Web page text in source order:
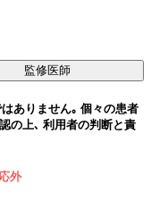
監修医師
ありません｡ 個々の患者
の上､ 利用者の判断と責
外